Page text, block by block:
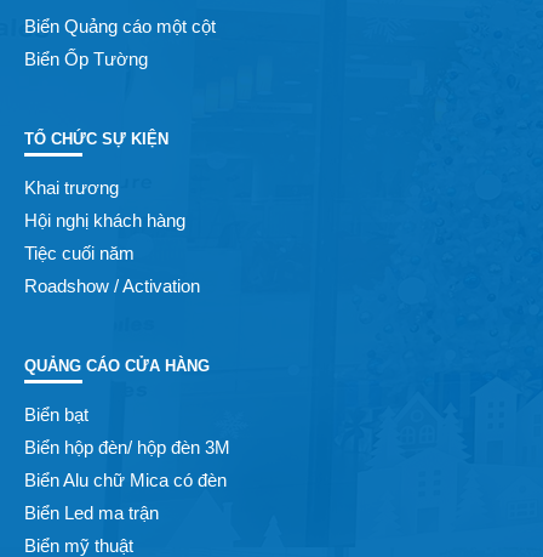
Biển Quảng cáo một cột
Biển Ốp Tường
TỔ CHỨC SỰ KIỆN
Khai trương
Hội nghị khách hàng
Tiệc cuối năm
Roadshow / Activation
QUẢNG CÁO CỬA HÀNG
Biển bạt
Biển hộp đèn/ hộp đèn 3M
Biển Alu chữ Mica có đèn
Biển Led ma trận
Biển mỹ thuật